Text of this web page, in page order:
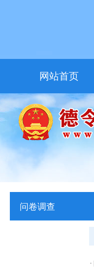
网站首页
走进德令哈
问卷调查
·